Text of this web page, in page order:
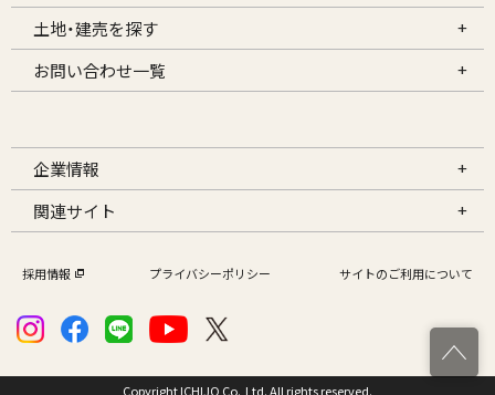
土地・建売を探す
お問い合わせ一覧
企業情報
関連サイト
採用情報 プライバシーポリシー サイトのご利用について
Copyright ICHIJO Co.,Ltd. All rights reserved.